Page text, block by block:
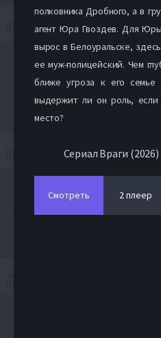
полковника Дробного, а в
агент Юра Гвоздев. Для
вырос в Белоуральске,
ее муж-полицейский. Чем
ближе угроза к его
выдержит ли он роль, если
место?
Сериал Враги
Смотреть 2 плеер